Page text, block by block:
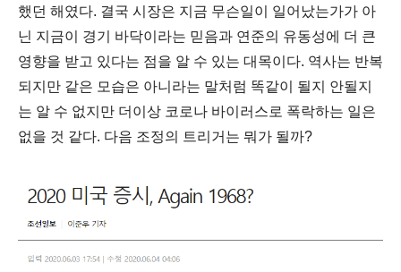
했던 해였다. 결국 시장은 지금 무슨일이 일어났는가가 아
닌 지금이 경기 바닥이라는 믿음과 연준의 유동성에 더 큰
영향을 받고 있다는 점을 알 수 있는 대목이다. 역사는 반복
되지만 같은 모습은 아니라는 말처럼 똑같이 될지 안될지
는 알 수 없지만 더이상 코로나 바이러스로 폭락하는 일은
없을 것 같다. 다음 조정의 트리거는 뭐가 될까?